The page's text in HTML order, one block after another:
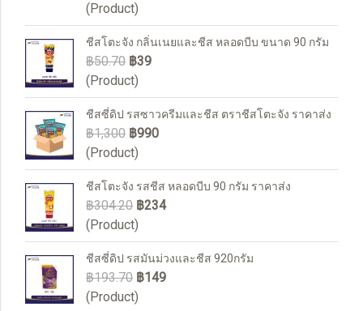
(Product)
ชีสโตะจัง กลิ่นเนยและชีส หลอดบีบ ขนาด 90 กรัม
฿50.70 ฿39
(Product)
ชีสซี่ดิป รสซาวครีมและชีส ตราชีสโตะจัง ราคาส่ง
฿1,300 ฿990
(Product)
ชีสโตะจัง รสชีส หลอดบีบ 90 กรัม ราคาส่ง
฿304.20 ฿234
(Product)
ชีสซี่ดิป รสมันม่วงและชีส 920กรัม
฿193.70 ฿149
(Product)